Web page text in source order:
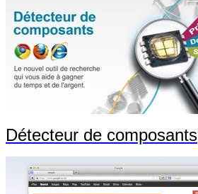
Détecteur de composants